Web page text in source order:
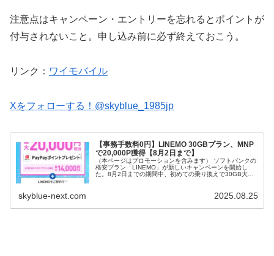
注意点はキャンペーン・エントリーを忘れるとポイントが
付与されないこと。申し込み前に必ず終えておこう。
リンク： ワイモバイル
Xをフォローする！@skyblue_1985jp
【事務手数料0円】LINEMO 30GBプラン、MNP
で20,000P獲得【8月2日まで】
（本ページはプロモーションを含みます） ソフトバンクの
格安プラン「LINEMO」が新しいキャンペーンを開始し
た。8月2日までの期間中、初めての乗り換えで30GB大容
skyblue-next.com 2025.08.25